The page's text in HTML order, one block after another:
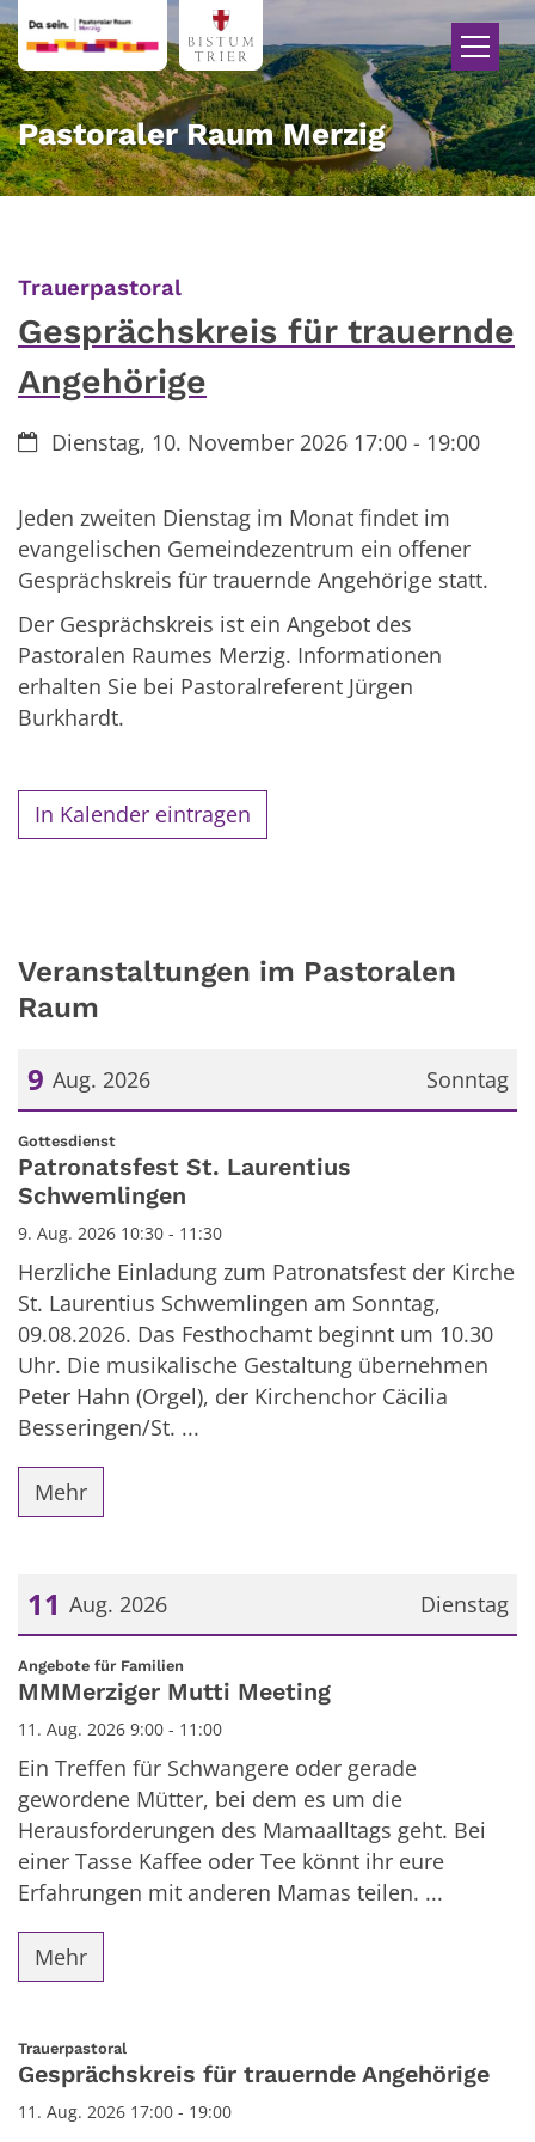
Zum Inhalt springen
Pastoraler Raum Merzig
Trauerpastoral:
Gesprächskreis für trauernde
Angehörige
Datum:Dienstag, 10. November 2026 17:00 - 19:00
Jeden zweiten Dienstag im Monat findet im
evangelischen Gemeindezentrum ein offener
Gesprächskreis für trauernde Angehörige statt.
Der Gesprächskreis ist ein Angebot des
Pastoralen Raumes Merzig. Informationen
erhalten Sie bei Pastoralreferent Jürgen
Burkhardt.
In Kalender eintragen
Veranstaltungen im Pastoralen
Raum
Sonntag
9 Aug. 2026
Datum: 9. August 2026
Gottesdienst:
Patronatsfest St. Laurentius
Schwemlingen
9. Aug. 2026 10:30 - 11:30
Herzliche Einladung zum Patronatsfest der Kirche
St. Laurentius Schwemlingen am Sonntag,
09.08.2026. Das Festhochamt beginnt um 10.30
Uhr. Die musikalische Gestaltung übernehmen
Peter Hahn (Orgel), der Kirchenchor Cäcilia
Besseringen/St. ...
Mehr
Dienstag
11 Aug. 2026
Datum: 11. August 2026
Angebote für Familien
MMMerziger Mutti Meeting
11. Aug. 2026 9:00 - 11:00
Ein Treffen für Schwangere oder gerade
gewordene Mütter, bei dem es um die
Herausforderungen des Mamaalltags geht. Bei
einer Tasse Kaffee oder Tee könnt ihr eure
Erfahrungen mit anderen Mamas teilen. ...
Mehr
Trauerpastoral
Gesprächskreis für trauernde Angehörige
11. Aug. 2026 17:00 - 19:00